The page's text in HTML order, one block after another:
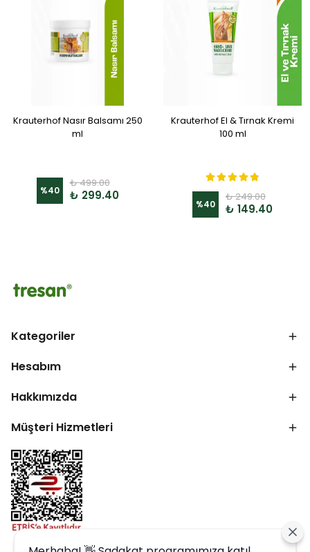
Krauterhof Nasır Balsamı 250
ml
%40
₺ 499.00
₺ 299.40
Krauterhof El & Tırnak Kremi
100 ml
%40
₺ 249.00
₺ 149.40
Kategoriler
Hesabım
Hakkımızda
Müşteri Hizmetleri